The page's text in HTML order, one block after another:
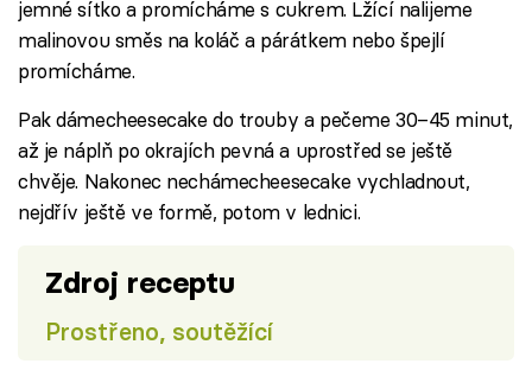
jemné sítko a promícháme s cukrem. Lžící nalijeme
malinovou směs na koláč a párátkem nebo špejlí
promícháme.
Pak dámecheesecake do trouby a pečeme 30–45 minut,
až je náplň po okrajích pevná a uprostřed se ještě
chvěje. Nakonec nechámecheesecake vychladnout,
nejdřív ještě ve formě, potom v lednici.
Zdroj receptu
Prostřeno, soutěžící